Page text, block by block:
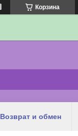
Корзина
Возврат и обмен